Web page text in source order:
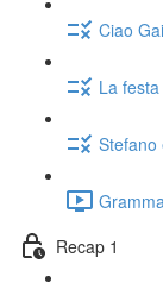
Ciao
La
Stefano
Recap 1